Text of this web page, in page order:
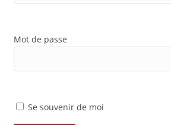
Mot de passe
Se souvenir de moi